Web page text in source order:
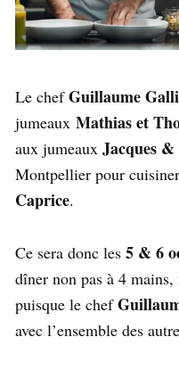
Le chefGuillaume
jumeaux Mathias et
aux jumeaux Jacques
Montpellier pour
Caprice.
Ce sera donc les 5 & 6
dîner non pas à 4
puisque le chef
avec l’ensemble des